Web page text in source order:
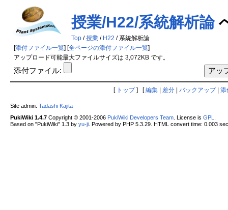
授業/H22/系統解析論
Top/授業/ H22 / 系統解析論
[添付ファイル一覧] [全ページの添付ファイル一覧]
アップロード可能最大ファイルサイズは 3,072KB です。
添付ファイル:
[ トップ] [編集 差分 バックアップ| 添
Site admin: Tadashi Kajita
PukiWiki 1.4.7Copyright © 2001-2006 PukiWiki Developers Team. License is GPL
Based on "PukiWiki" 1.3 by yu-ji. Powered by PHP 5.3.29. HTML convert time: 0.003